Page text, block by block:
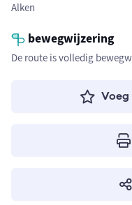
Alken
bewegwijzering
De route is volledig